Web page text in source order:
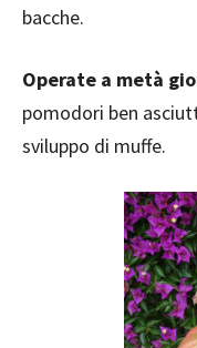
bacche.
Operate a metà
pomodori ben
sviluppo di muffe.